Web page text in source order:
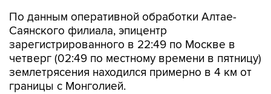
По данным оперативной обработки Алтае-
Саянского филиала, эпицентр
зарегистрированного в 22:49 по Москве в
четверг (02:49 по местному времени в пятницу)
землетрясения находился примерно в 4 км от
границы с Монголией.